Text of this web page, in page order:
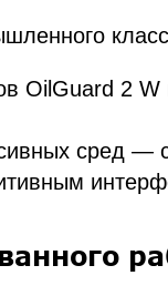
OilGuard 2
сред —